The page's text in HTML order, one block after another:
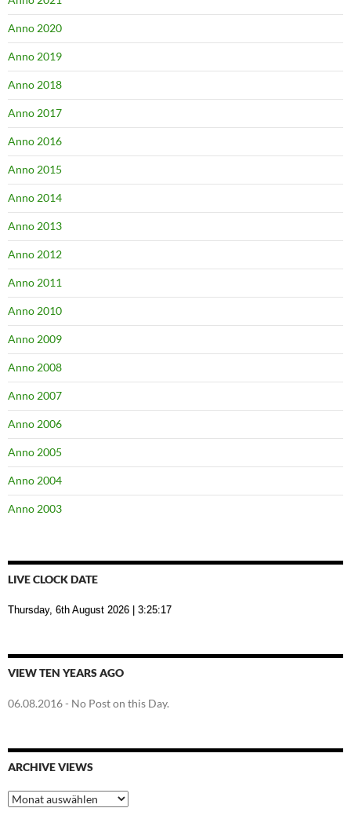
Anno 2020
Anno 2019
Anno 2018
Anno 2017
Anno 2016
Anno 2015
Anno 2014
Anno 2013
Anno 2012
Anno 2011
Anno 2010
Anno 2009
Anno 2008
Anno 2007
Anno 2006
Anno 2005
Anno 2004
Anno 2003
LIVE CLOCK DATE
Thursday, 6th August 2026 | 3:25:17
VIEW TEN YEARS AGO
06.08.2016- No Post on this Day.
ARCHIVE VIEWS
Archive
Views